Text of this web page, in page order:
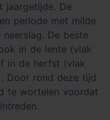
jaargetijde. De
periode met milde
De beste
in de lente (vlak
in de herfst (vlak
Door rond deze tijd
te wortelen voordat